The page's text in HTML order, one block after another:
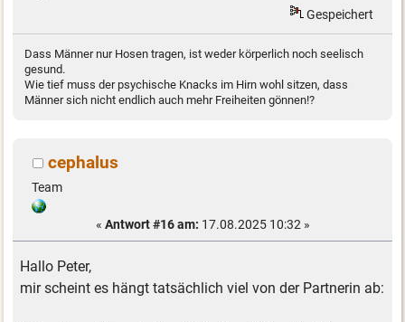
Gespeichert
Dass Männer nur Hosen tragen, ist weder körperlich noch seelisch
gesund.
Wie tief muss der psychische Knacks im Hirn wohl sitzen, dass
Männer sich nicht endlich auch mehr Freiheiten gönnen!?
cephalus
Team
« Antwort #16 am: 17.08.2025 10:32 »
Hallo Peter,
mir scheint es hängt tatsächlich viel von der Partnerin ab: